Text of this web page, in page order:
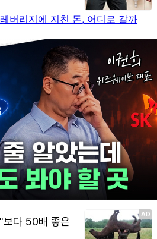
버리지에 지친 돈, 어디로 갈까